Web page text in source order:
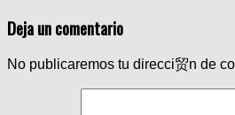
Deja un comentario
No publicaremos tu direcci贸n de